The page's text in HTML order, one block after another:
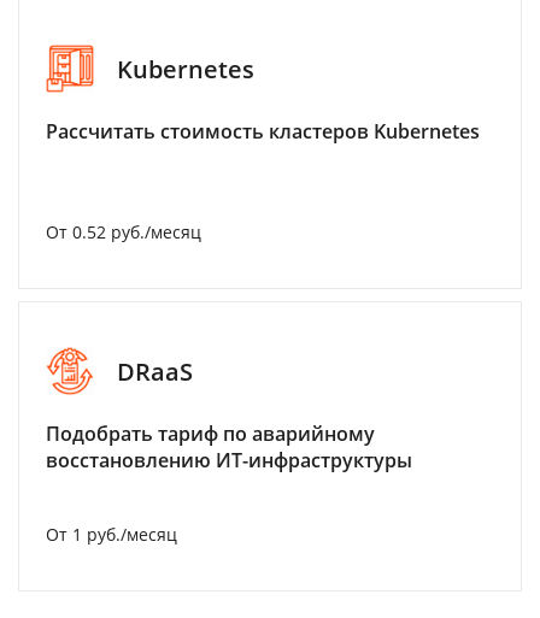
Kubernetes
Рассчитать стоимость кластеров Kubernetes
От 0.52 руб./месяц
DRaaS
Подобрать тариф по аварийному
восстановлению ИТ-инфраструктуры
От 1 руб./месяц